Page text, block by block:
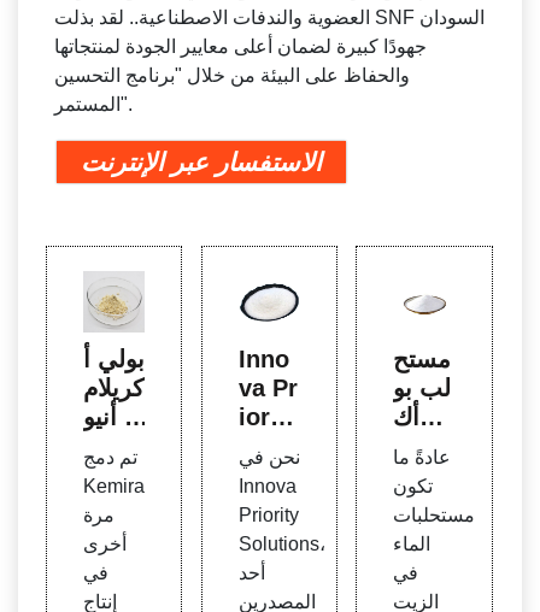
العضوية والندفات الاصطناعية.. لقد بذلت SNF السودان
جهودًا كبيرة لضمان أعلى معايير الجودة لمنتجاتها
والحفاظ على البيئة من خلال "برنامج التحسين
المستمر".
الاستفسار عبر الإنترنت
بولي أ
كريلام
يد أنيو
ير أيون
تم دمج
Kemira
مرة
أخرى
في
إنتاج
Inno
va Pr
iority
Solut
ions
سائل
البولي
إلكترو
نحن في
Innova
Priority
Solutions،
أحد
المصدرين
مستح
لب بو
لي أك
ريلامي
د - سي
نوفلو
ك كيم
يكال
عادةً ما
تكون
مستحلبات
الماء
في
الزيت